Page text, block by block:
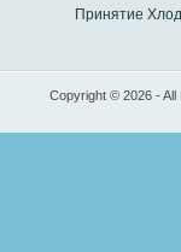
Принятие
Copyright © 2026 -